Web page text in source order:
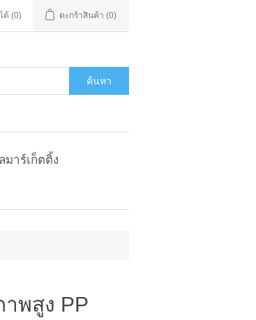
ด้ (0) ตะกร้าสินค้า (0)
ค้นหา
มาร์เก็ตติ้ง
พสูง PP